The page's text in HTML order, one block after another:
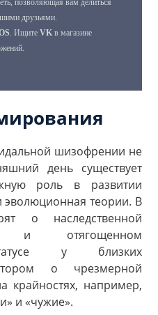
шизофрении не
день существует
роль в развитии
эволюционная теории. В
о наследственной
и отягощенном
у близких
о чрезмерной
крайностях, например,
и «чужие».